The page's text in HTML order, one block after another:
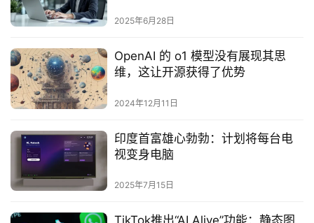
2025年6月28日
OpenAI 的 o1 模型没有展现其思
维，这让开源获得了优势
2024年12月11日
‌印度首富雄心勃勃：计划将每台电
视变身电脑‌
2025年7月15日
TikTok推出“AI Alive”功能：静态图